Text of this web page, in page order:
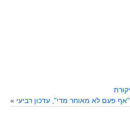
"אף פעם לא מאוחר מדי", עדכון רביעי »